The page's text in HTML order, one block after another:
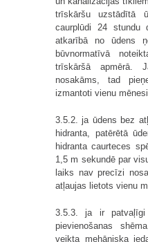
trīskāršu uzstādītā
caurplūdi 24
atkarībā no ūdens
būvnormatīvā
trīskāršā apmērā.
nosakāms, tad
izmantoti vienu
3.5.2. ja ūdens bez
hidranta, patērētā
hidranta caurteces
1,5 m sekundē par
laiks nav precīzi
atļaujas lietots vienu
3.5.3. ja ir patvaļīgi
pievienošanas
veikta mehāniska